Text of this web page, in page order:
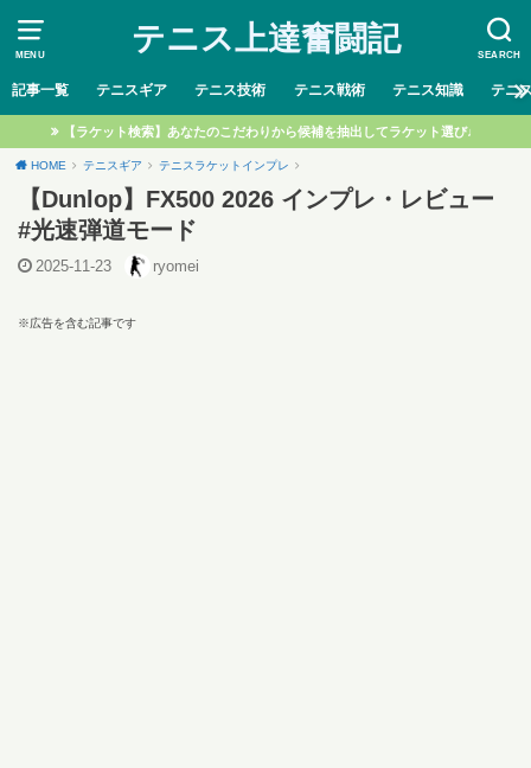
MENU SEARCH
テニス上達奮闘記
記事一覧 テニスギア テニス技術 テニス戦術 テニス知識 テニ
【ラケット検索】あなたのこだわりから候補を抽出してラケット選び♩
HOME テニスギア テニスラケットインプレ
【Dunlop】FX500 2026 インプレ・レビュー
#光速弾道モード
2025-11-23 ryomei
※広告を含む記事です